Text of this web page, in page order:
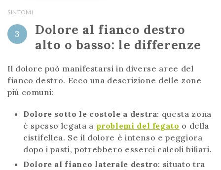
SINTOMI
3
Dolore al fianco destro
alto o basso: le differenze
Il dolore può manifestarsi in diverse aree del
fianco destro. Ecco una descrizione delle zone
più comuni:
Dolore sotto le costole a destra: questa zona
è spesso legata a problemi del fegato o della
cistifellea. Se il dolore è intenso e peggiora
dopo i pasti, potrebbero esserci calcoli biliari.
Dolore al fianco laterale destro: situato tra